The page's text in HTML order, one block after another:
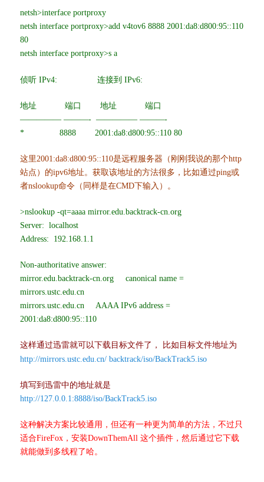
netsh>interface portproxy
netsh interface portproxy>add v4tov6 8888 2001:da8:d800:95::110
80
netsh interface portproxy>s a
侦听 IPv4: 连接到 IPv6:
地址 端口 地址 端口
————— ———- ————— ———-
* 8888 2001:da8:d800:95::110 80
这里2001:da8:d800:95::110是远程服务器（刚刚我说的那个http
站点）的ipv6地址。获取该地址的方法很多，比如通过ping或
者nslookup命令（同样是在CMD下输入）。
>nslookup -qt=aaaa mirror.edu.backtrack-cn.org
Server: localhost
Address: 192.168.1.1
Non-authoritative answer:
mirror.edu.backtrack-cn.org canonical name =
mirrors.ustc.edu.cn
mirrors.ustc.edu.cn AAAA IPv6 address =
2001:da8:d800:95::110
这样通过迅雷就可以下载目标文件了， 比如目标文件地址为
http://mirrors.ustc.edu.cn/ backtrack/iso/BackTrack5.iso
填写到迅雷中的地址就是
http://127.0.0.1:8888/iso/BackTrack5.iso
这种解决方案比较通用，但还有一种更为简单的方法，不过只
适合FireFox，安装DownThemAll 这个插件，然后通过它下载
就能做到多线程了哈。